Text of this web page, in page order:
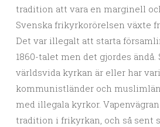
tradition att vara en marginell
Svenska frikyrkorörelsen växte
Det var illegalt att starta
1860-talet men det gjordes ändå.
världsvida kyrkan är eller har
kommunistländer och
med illegala kyrkor.
tradition i frikyrkan, och så sent